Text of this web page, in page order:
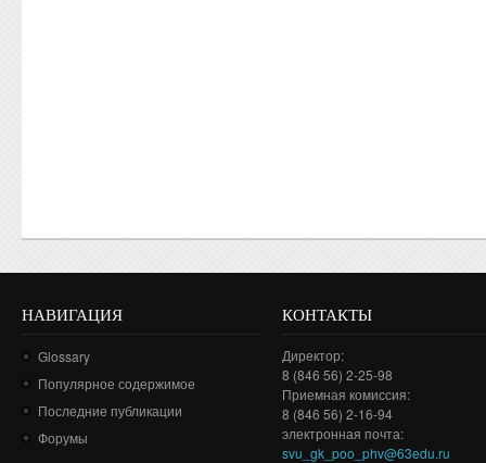
НАВИГАЦИЯ
Glossary
Популярное содержимое
Последние публикации
Форумы
КОНТАКТЫ
Директор:
8 (846 56) 2-25-98
Приемная комиссия:
8 (846 56) 2-16-94
электронная почта:
svu_gk_poo_phv@63edu.ru